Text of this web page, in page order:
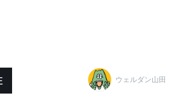
ウェルダン山田